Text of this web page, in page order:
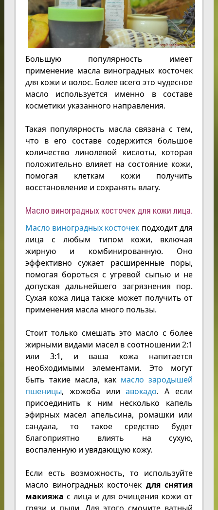
Большую популярность имеет
применение масла виноградных косточек
для кожи и волос. Более всего это чудесное
масло используется именно в составе
косметики указанного направления.
Такая популярность масла связана с тем,
что в его составе содержится большое
количество линолевой кислоты, которая
положительно влияет на состояние кожи,
помогая клеткам кожи получить
восстановление и сохранять влагу.
Масло виноградных косточек для кожи лица.
Масло виноградных косточек подходит для
лица с любым типом кожи, включая
жирную и комбинированную. Оно
эффективно сужает расширенные поры,
помогая бороться с угревой сыпью и не
допуская дальнейшего загрязнения пор.
Сухая кожа лица также может получить от
применения масла много пользы.
Стоит только смешать это масло с более
жирными видами масел в соотношении 2:1
или 3:1, и ваша кожа напитается
необходимыми элементами. Это могут
быть такие масла, как масло зародышей
пшеницы, жожоба илиавокадо. А если
присоединить к ним несколько капель
эфирных масел апельсина, ромашки или
сандала, то такое средство будет
благоприятно влиять на сухую,
воспаленную и увядающую кожу.
Если есть возможность, то используйте
масло виноградных косточек для снятия
макияжа с лица и для очищения кожи от